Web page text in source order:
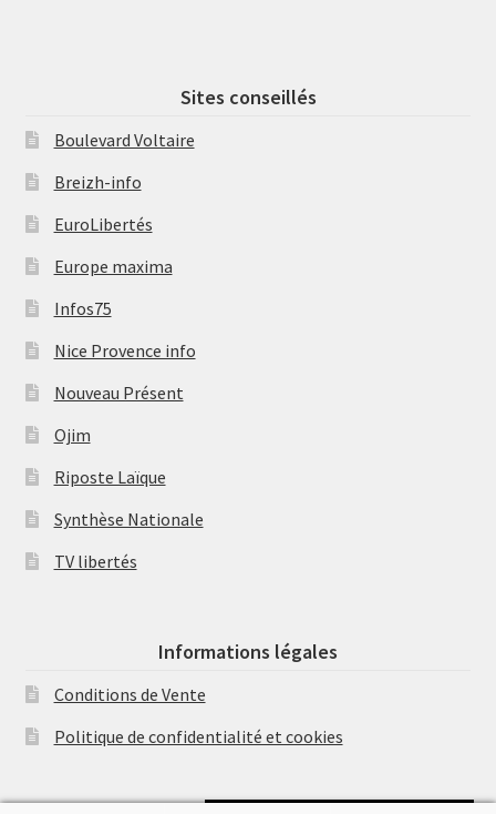
Sites conseillés
Boulevard Voltaire
Breizh-info
EuroLibertés
Europe maxima
Infos75
Nice Provence info
Nouveau Présent
Ojim
Riposte Laïque
Synthèse Nationale
TV libertés
Informations légales
Conditions de Vente
Politique de confidentialité et cookies